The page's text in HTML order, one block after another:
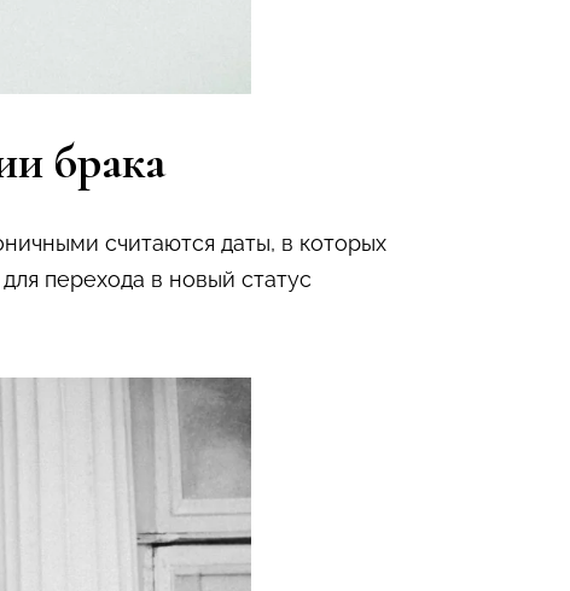
брака
считаются даты, в которых
перехода в новый статус